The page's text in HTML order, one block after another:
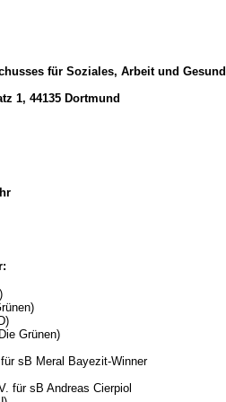
für Soziales, Arbeit und
1, 44135 Dortmund
Grünen)
sB Meral Bayezit-Winner
für sB Andreas Cierpiol